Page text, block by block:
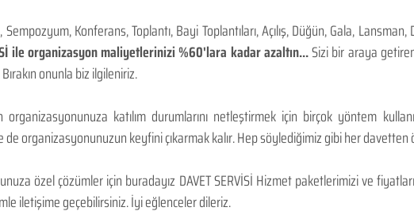
Konferans, Toplantı, Bayi Toplantıları, Açılış, Düğün, Gala,
ile organizasyon maliyetlerinizi %60'lara kadar azaltın...Sizi bir araya
onunla biz ilgileniriz.
organizasyonunuza katılım durumlarını netleştirmek için birçok yöntem
de organizasyonunuzun keyfini çıkarmak kalır. Hep söylediğimiz gibi her davetten
özel çözümler için buradayız DAVET SERVİSİ Hizmet paketlerimizi ve
iletişime geçebilirsiniz. İyi eğlenceler dileriz.